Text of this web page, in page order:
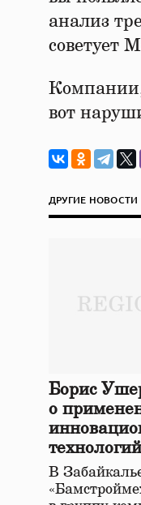
анализ
советует
вот
ДРУГИЕ НОВОСТИ
Борис
о
в
В